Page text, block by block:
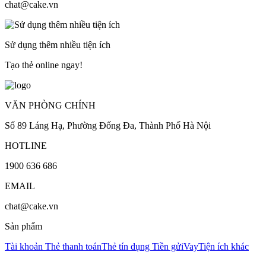
chat@cake.vn
Sử dụng thêm nhiều tiện ích
Tạo thẻ online ngay!
VĂN PHÒNG CHÍNH
Số 89 Láng Hạ, Phường Đống Đa, Thành Phố Hà Nội
HOTLINE
1900 636 686
EMAIL
chat@cake.vn
Sản phẩm
Tài khoản Thẻ thanh toánThẻ tín dụng Tiền gửiVayTiện ích khác